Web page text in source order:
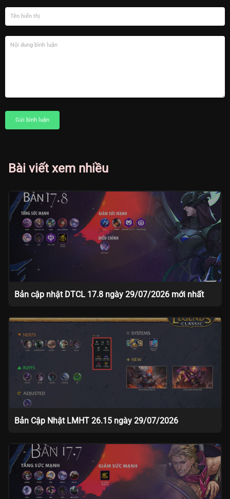
Gửi bình luận
Bài viết xem nhiều
Bản cập nhật DTCL 17.8 ngày 29/07/2026 mới nhất
Bản Cập Nhật LMHT 26.15 ngày 29/07/2026